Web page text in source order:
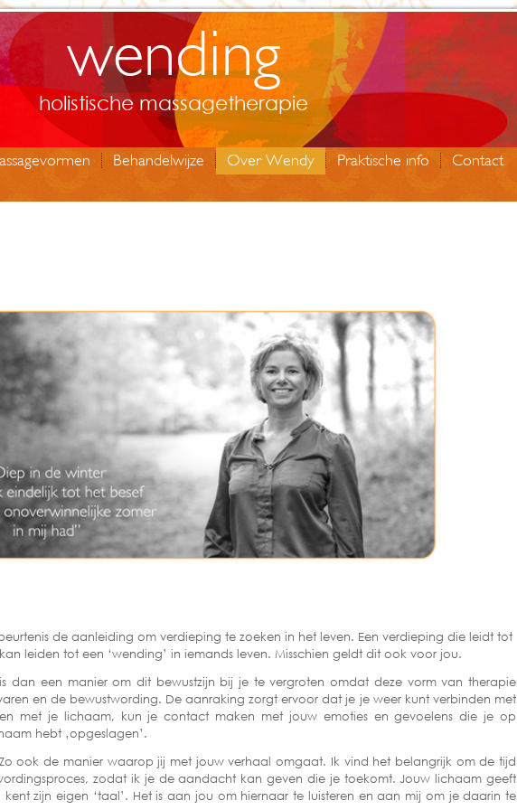
wending
holistische massagetherapie
Behandelwijze Over Wendy Praktische info
Contact
de aanleiding om verdieping te zoeken in het leven. Een verdieping die leidt tot
leiden tot een ‘wending’ in iemands leven. Misschien geldt dit ook voor jou.
is dan een manier om dit bewustzijn bij je te vergroten omdat deze vorm van therapie
en de bewustwording. De aanraking zorgt ervoor dat je je weer kunt verbinden met
met je lichaam, kun je contact maken met jouw emoties en gevoelens die je op
hebt ‚opgeslagen’.
ook de manier waarop jij met jouw verhaal omgaat. Ik vind het belangrijk om de tijd
zodat ik je de aandacht kan geven die je toekomt. Jouw lichaam geeft
kent zijn eigen ‘taal’. Het is aan jou om hiernaar te luisteren en aan mij om je daarin te